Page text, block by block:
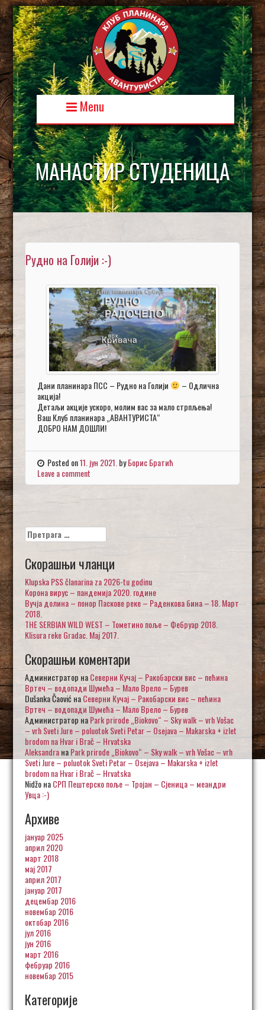
Skip
to
content
Menu
МАНАСТИР СТУДЕНИЦА
Рудно на Голији :-)
Дани планинара ПСС – Рудно на Голији
– Одлична
акција!
Детаљи акције ускоро, молим вас за мало стрпљења!
Ваш Клуб планинара „АВАНТУРИСТА“
ДОБРО НАМ ДОШЛИ!
Posted on11. јун 2021. byБорис Братић
Leave a comment
Претрага
за:
Скорашњи чланци
Klupska PSS članarina za 2026-tu godinu
Корона вирус – пандемија 2020. године
Вучја долина – понор Паскове реке – Раденкова бина – 18. Март
2018.
THE SERBIAN WILD WEST – Тометино поље – Фебруар 2018.
Klisura reke Gradac. Maj 2017.
Скорашњи коментари
Администратор наСеверни Кучај – Ракобарски вис – пећина
Вртеч – водопади Шумећа – Мало Врело – Бурев
Dušanka ČaovićнаСеверни Кучај – Ракобарски вис – пећина
Вртеч – водопади Шумећа – Мало Врело – Бурев
Администратор наPark prirode „Biokovo“ – Sky walk – vrh Vošac
– vrh Sveti Jure – poluotok Sveti Petar – Osejava – Makarska + izlet
brodom na Hvar i Brač – Hrvatska
AleksandraнаPark prirode „Biokovo“ – Sky walk – vrh Vošac – vrh
Sveti Jure – poluotok Sveti Petar – Osejava – Makarska + izlet
brodom na Hvar i Brač – Hrvatska
NidžoнаСРП Пештерско поље – Тројан – Сјеница – меандри
Увца :-)
Архиве
јануар 2025
април 2020
март 2018
мај 2017
април 2017
јануар 2017
децембар 2016
новембар 2016
октобар 2016
јул 2016
јун 2016
март 2016
фебруар 2016
новембар 2015
Категорије